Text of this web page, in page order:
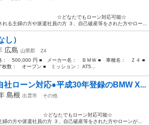
販売〇 ☆どなたでもローン対応可能☆
る主婦の方や派遣社員の方 ３、自己破産等をされた方やロー...
し）
広島 山県郡
Z4
： 500,000 円 ■ メーカー名： ＢＭＷ ■ 車種名： Ｚ４ ■
数： オープン ■ ミッション： AT5...
社ローン対応●平成30年登録のBMW X...
島根 出雲市
その他
売○ ☆どなたでもローン対応可能☆ １、
の方や派遣社員の方 ３、自己破産等をされた方やローンが...